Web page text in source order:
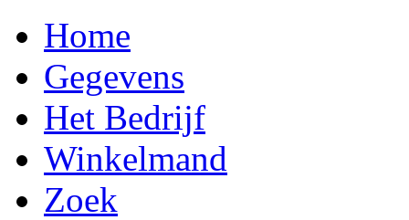
Home
Gegevens
Het Bedrijf
Winkelmand
Zoek